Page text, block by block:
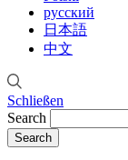
русский
日本語
中文
Schließen
Search